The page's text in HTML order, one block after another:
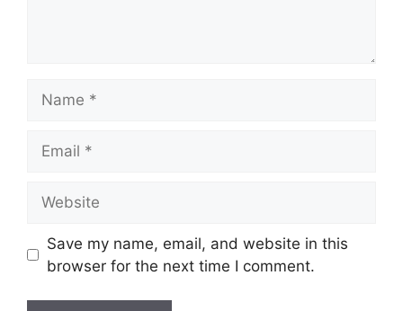
Save my name, email, and website in this
browser for the next time I comment.